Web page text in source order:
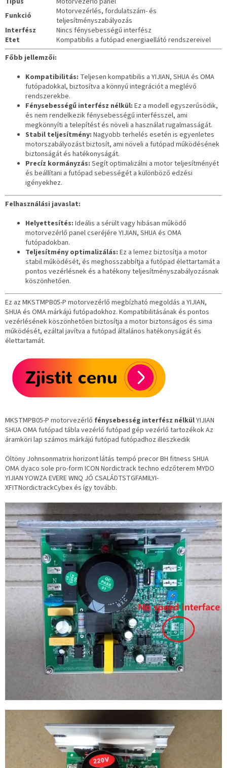
Funkció
Motorvezérlés, fordulatszám- és
teljesítményszabályozás
Interfész
Nincs fénysebességű interfész
Etet
Kompatibilis a futópad energiaellátó rendszereivel
Főbb jellemzői:
Kompatibilitás: Teljesen kompatibilis a YIJIAN, SHUA és OMA
futópadokkal, biztosítva a könnyű integrációt a meglévő
rendszerekbe.
Fénysebességű interfész nélkül: Ez a modell egyszerűsödik,
és nem rendelkezik fénysebességű interfésszel, ami
megkönnyíti a telepítést és növeli a használat rugalmasságát.
Stabil teljesítmény: Nagyobb terhelés esetén is egyenletes
motorszabályozást biztosít, ami növeli a futópad működésének
biztonságát és hatékonyságát.
Precíz kormányzás: Segít optimalizálni a motor teljesítményét
és beállítani a futópad sebességét a különböző edzési
igényekhez.
Felhasználási javaslat:
Helyettesítés: Ideális a sérült vagy hibásan működő
motorvezérlő panel cseréjére YIJIAN, SHUA és OMA
futópadokban.
Teljesítmény optimalizálás: Ez a lemez biztosítja a motor
stabil működését, és meghosszabbítja a futópad élettartamát a
pontos vezérlésnek és a hatékony teljesítményszabályozásnak
köszönhetően.
Ez az MKSTMPB05-P motorvezérlő megbízható megoldás a YIJIAN,
SHUA és OMA márkájú futópadokhoz. Kompatibilitásának és pontos
vezérlésének köszönhetően biztosítja a motor biztonságos és sima
működését, ezáltal javítva a futópad általános hatékonyságát és
élettartamát.
MKSTMPB05-P motorvezérlő fénysebesség interfész nélkülYIJIAN
SHUA OMA futópad tábla vezérlő futópad gép vezérlő tartozékok Az
áramköri lap számos márkájú futópad futópadhoz illeszkedik
Öltöny Johnsonmatrix horizont látás tempó precor BH fitness SHUA
OMA dyaco sole pro-form ICON Nordictrack techno edzőterem MYDO
YIJIAN YOWZA EVERE WNQ JÓ CSALÁDTSTGFAMILYI-
XFITNordictrackCybex és így tovább.